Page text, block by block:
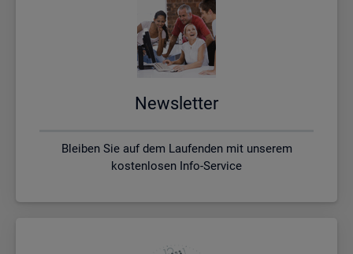
News­let­ter
Bleiben Sie auf dem Laufenden mit unserem
kostenlosen Info-Service